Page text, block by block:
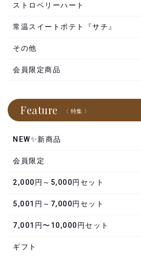
ストロベリーハート
常温スイートポテト『サチ』
その他
会員限定商品
Feature 〈 特集 〉
NEW✨新商品
会員限定
2,000円～5,000円セット
5,001円～7,000円セット
7,001円〜10,000円セット
ギフト